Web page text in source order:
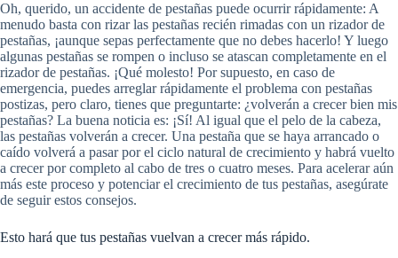
Oh, querido, un accidente de pestañas puede ocurrir rápidamente: A
menudo basta con rizar las pestañas recién rimadas con un rizador de
pestañas, ¡aunque sepas perfectamente que no debes hacerlo! Y luego
algunas pestañas se rompen o incluso se atascan completamente en el
rizador de pestañas. ¡Qué molesto! Por supuesto, en caso de
emergencia, puedes arreglar rápidamente el problema con pestañas
postizas, pero claro, tienes que preguntarte: ¿volverán a crecer bien mis
pestañas? La buena noticia es: ¡Sí! Al igual que el pelo de la cabeza,
las pestañas volverán a crecer. Una pestaña que se haya arrancado o
caído volverá a pasar por el ciclo natural de crecimiento y habrá vuelto
a crecer por completo al cabo de tres o cuatro meses. Para acelerar aún
más este proceso y potenciar el crecimiento de tus pestañas, asegúrate
de seguir estos consejos.
Esto hará que tus pestañas vuelvan a crecer más rápido.